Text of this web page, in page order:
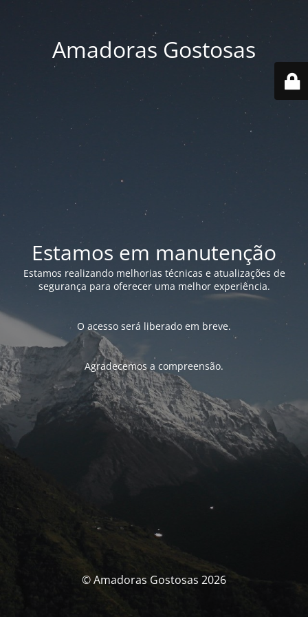
Amadoras Gostosas
Estamos em manutenção
Estamos realizando melhorias técnicas e atualizações de
segurança para oferecer uma melhor experiência.
O acesso será liberado em breve.
Agradecemos a compreensão.
© Amadoras Gostosas 2026